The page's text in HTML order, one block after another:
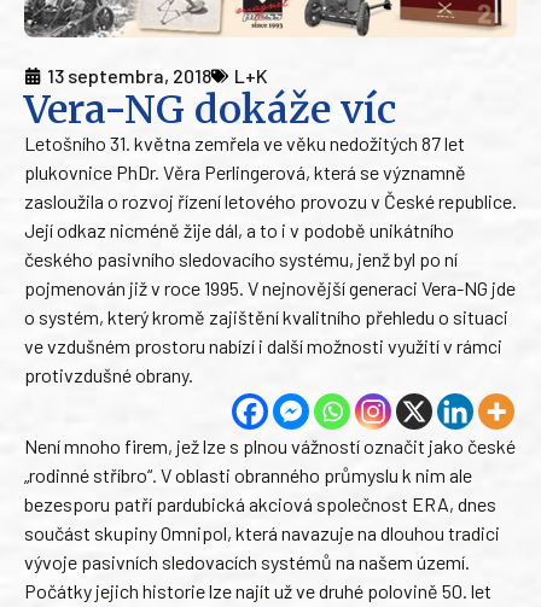
13 septembra, 2018 L+K
Vera-NG dokáže víc
Letošního 31. května zemřela ve věku nedožitých 87 let
plukovnice PhDr. Věra Perlingerová, která se významně
zasloužila o rozvoj řízení letového provozu v České republice.
Její odkaz nicméně žije dál, a to i v podobě unikátního
českého pasivního sledovacího systému, jenž byl po ní
pojmenován již v roce 1995. V nejnovější generaci Vera-NG jde
o systém, který kromě zajištění kvalitního přehledu o situaci
ve vzdušném prostoru nabízí i další možnosti využití v rámci
protivzdušné obrany.
Není mnoho firem, jež lze s plnou vážností označit jako české
„rodinné stříbro“. V oblasti obranného průmyslu k nim ale
bezesporu patří pardubická akciová společnost ERA, dnes
součást skupiny Omnipol, která navazuje na dlouhou tradici
vývoje pasivních sledovacích systémů na našem území.
Počátky jejich historie lze najít už ve druhé polovině 50. let